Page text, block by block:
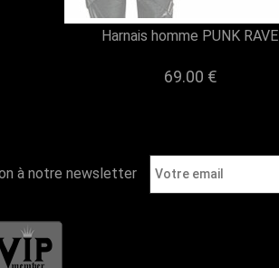
Harnais homme PUNK RAVE
69.00 €
à notre newsletter